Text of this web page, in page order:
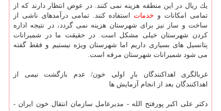
یك ریال در این منطقه هزینه نمی كنند. در عوض انتظار دارند كه از
تمامی امكانات و خدمات استفاده كنند. تمامی درآمدهای ناشی از
ساخت و ساز نیز برای شهرستان هزینه نمی گردد، در نتیجه اداره
كردن شهرستان خیلی مشكل است. در حقیقت ما در شمیرانات
پتانسیل های بسیاری داریم اما شهرستان ویژه نیستیم و فقط گفته
می شود شمیرانات شهرستان مرفه است.
غربالگری اهداكنندگان بارِ اولی خون/ عدم بازگشت نیمی از
اهداكنندگان بعد از انجام آزمایش ها
دكتر علی اكبر پورفتح الله - مدیرعامل سازمان انتقال خون ایران -